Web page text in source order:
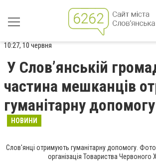
10:27, 10 червня
У Слов’янській
частина мешканців
гуманітарну
НОВИНИ
Слов'янці отримують гуманітарну допомогу.
організація Товариства Червоного